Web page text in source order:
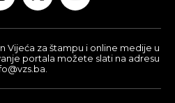
Vijeća za štampu i online medije u
portala možete slati na adresu